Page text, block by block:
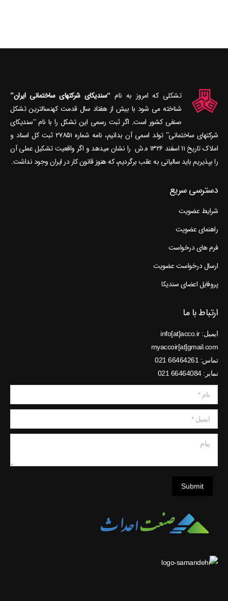
تشکلی که امروز به نام“سندیکای شرکتهای ساختمانی ایران”
شناخته می‎ شود با بیش از هفتاد سال قدمت کهنسال‎ترین تشکل
صنفی کشور است. اگر ثبت رسمی این تشکل را با نام “سندیکای
شرکتهای ساختمانی” تولد اسمی آن بدانیم، نامه شماره ۲۷۸۵۱ ثبت کل اسناد و
املاک تاریخ ۱۱ اسفند ۱۳۲۶ ه.ش را نشان می‎دهد و اگر واقعیت تشکیل عملی آن
را بپذیریم باید سالیانی به عقب برگردیم، که هنوز قانون کار در ایران وجود نداشت.
دسترسی سریع
شرایط عضویت
راهنمای عضویت
فرم های درخواست
ارسال درخواست عضویت
پروفایل اعضای سندیکا
ارتباط با ما
ایمیل: info[at]acco.ir
myaccoir[at]gmail.com
تماس: 66464261 021
نمابر: 66464084 021
نام *
ایمیل *
Submit